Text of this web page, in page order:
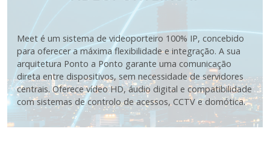
Meet é um sistema de videoporteiro 100% IP, concebido
para oferecer a máxima flexibilidade e integração. A sua
arquitetura Ponto a Ponto garante uma comunicação
direta entre dispositivos, sem necessidade de servidores
centrais. Oferece vídeo HD, áudio digital e compatibilidade
com sistemas de controlo de acessos, CCTV e domótica.